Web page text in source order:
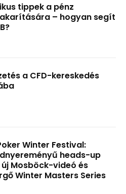
tippek a pénz
– hogyan segít
a CFD-kereskedés
Winter Festival:
heads-up
Mosböck-videó és
Winter Masters Series